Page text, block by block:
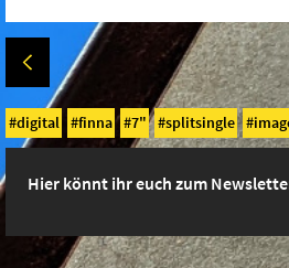
digital finna 7" splitsingle
Hier könnt ihr euch zum